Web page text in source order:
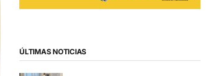
ÚLTIMAS NOTICIAS